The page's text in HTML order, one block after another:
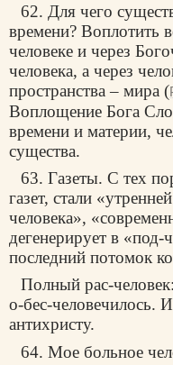
62. Для чего
времени? Воплотить
человеке и через
человека, а через
пространства – мира (
Воплощение Бога
времени и материи,
существа.
63. Газеты. С тех
газет, стали
человека»,
дегенерирует в
последний потомок
Полный рас-
о-бес-человечилось.
антихристу.
64. Мое больное